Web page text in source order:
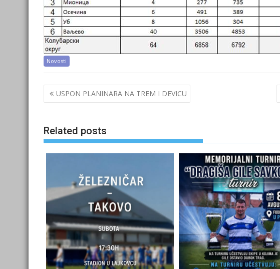
Novosti
Post
navigation
USPON PLANINARA NA TREM I DEVICU
Related posts